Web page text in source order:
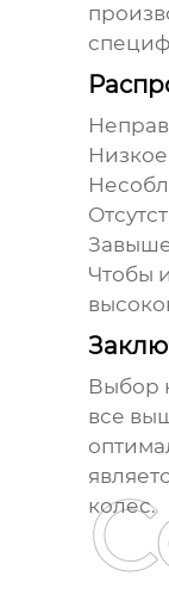
Чтобы
Выбор
все
колес.